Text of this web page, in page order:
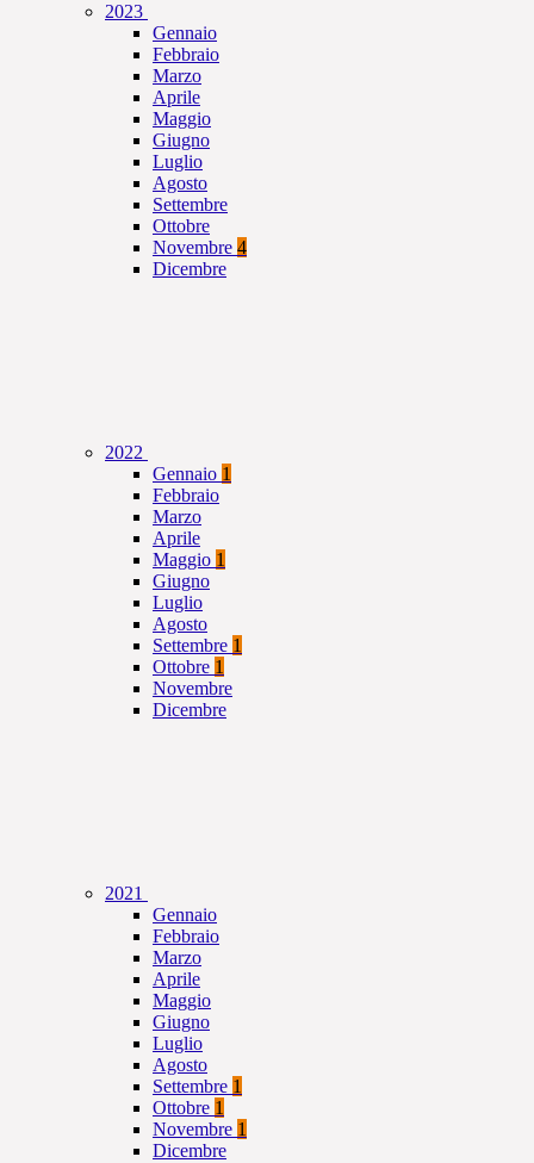
2023
Gennaio
Febbraio
Marzo
Aprile
Maggio
Giugno
Luglio
Agosto
Settembre
Ottobre
Novembre 4
Dicembre
2022
Gennaio 1
Febbraio
Marzo
Aprile
Maggio 1
Giugno
Luglio
Agosto
Settembre 1
Ottobre 1
Novembre
Dicembre
2021
Gennaio
Febbraio
Marzo
Aprile
Maggio
Giugno
Luglio
Agosto
Settembre 1
Ottobre 1
Novembre 1
Dicembre